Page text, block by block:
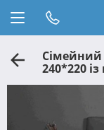
Сімейний
240*220